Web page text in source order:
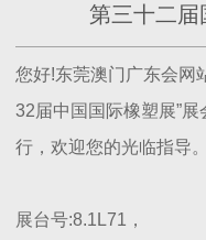
第三十二届
您好!东莞澳门广东会网
32届中国国际橡塑展”
行，欢迎您的光临指导。
展台号:8.1L71，